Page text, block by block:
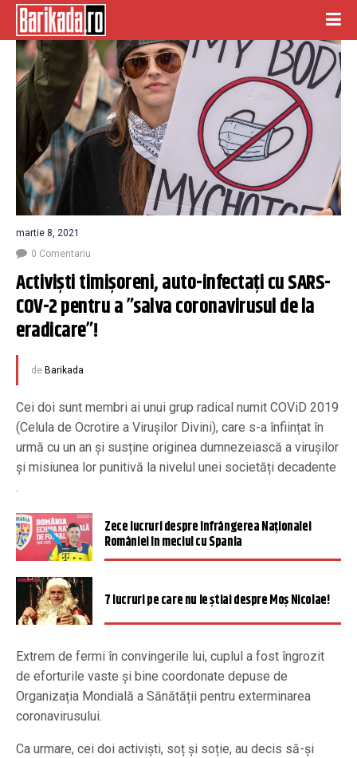
martie 8, 2021
0 Comentariu
Activiști timișoreni, auto-infectați cu SARS-
COV-2 pentru a ”salva coronavirusul de la
eradicare”!
de Barikada
Cei doi sunt membri ai unui grup radical numit COViD 2019
(Celula de Ocrotire a Virușilor Divini), care s-a înființat în
urmă cu un an și susține originea dumnezeiască a virușilor
și misiunea lor punitivă la nivelul unei societăți decadente
.
Zece lucruri despre înfrângerea Naţionalei
României în meciul cu Spania
7 lucruri pe care nu le știai despre Moș Nicolae!
Extrem de fermi în convingerile lui, cuplul a fost îngrozit
de eforturile vaste și bine coordonate depuse de
Organizația Mondială a Sănătății pentru exterminarea
coronavirusului.
Ca urmare, cei doi activiști, soț și soție, au decis să-și